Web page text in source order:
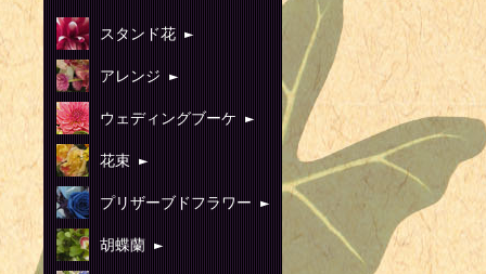
スタンド花 ►
アレンジ ►
ウェディングブーケ ►
花束 ►
プリザーブドフラワー ►
胡蝶蘭 ►